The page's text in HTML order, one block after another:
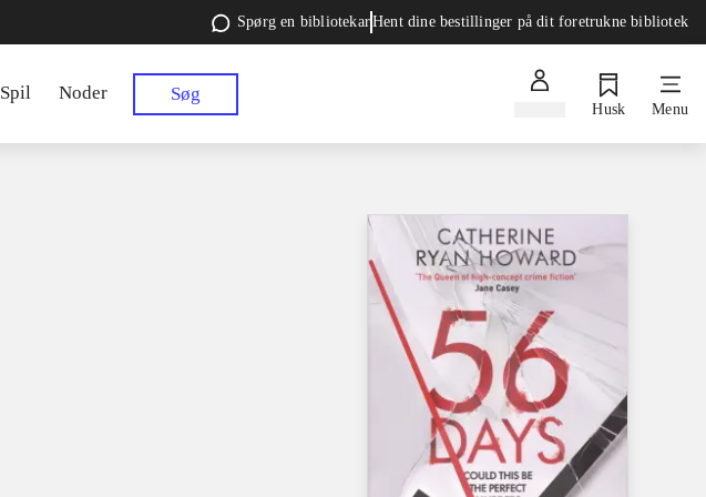
Spørg en bibliotekarHent dine bestillinger på dit foretrukne bibliotek
Spil Noder Søg
Husk Menu